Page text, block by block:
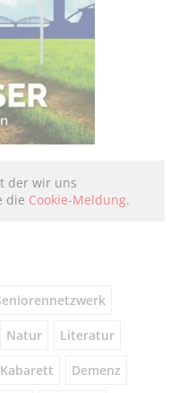
der wir uns
die Cookie-Meldung.
Natur Literatur
Kabarett Demenz